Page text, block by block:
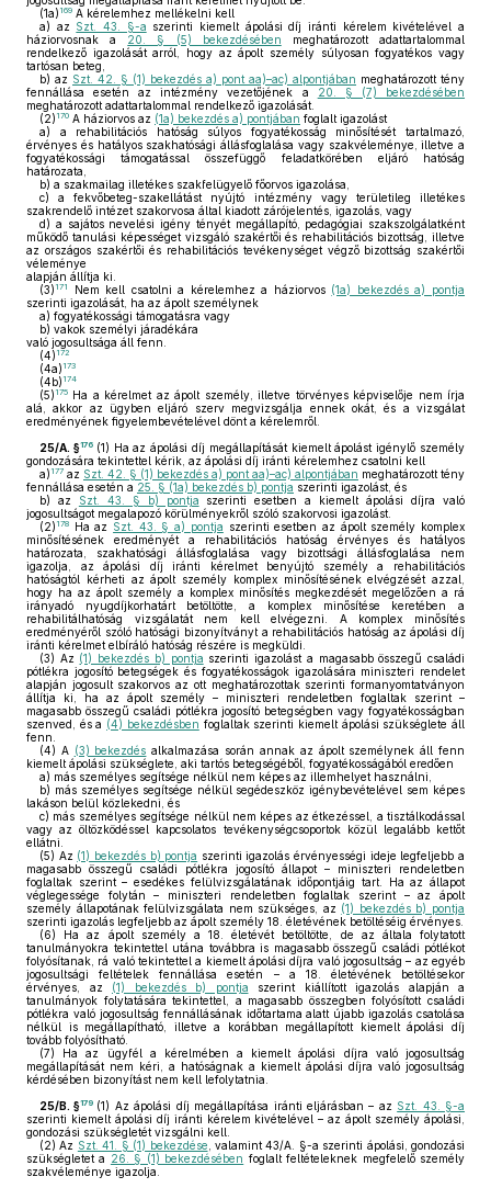
(1a) 169 A kérelemhez mellékelni kell
a) az Szt. 43. §-a szerinti kiemelt ápolási díj iránti kérelem kivételével a
háziorvosnak a 20. § (5) bekezdésében meghatározott adattartalommal
rendelkező igazolását arról, hogy az ápolt személy súlyosan fogyatékos vagy
tartósan beteg,
b) az Szt. 42. § (1) bekezdés a) pont aa)–ac) alpontjában meghatározott tény
fennállása esetén az intézmény vezetőjének a
20. § (7) bekezdésében
meghatározott adattartalommal rendelkező igazolását.
(2) 170 A háziorvos az (1a) bekezdés a) pontjában foglalt igazolást
a) a rehabilitációs hatóság súlyos fogyatékosság minősítését tartalmazó,
érvényes és hatályos szakhatósági állásfoglalása vagy szakvéleménye, illetve a
fogyatékossági támogatással összefüggő feladatkörében eljáró hatóság
határozata,
b) a szakmailag illetékes szakfelügyelő főorvos igazolása,
c) a fekvőbeteg-szakellátást nyújtó intézmény vagy területileg illetékes
szakrendelő intézet szakorvosa által kiadott zárójelentés, igazolás, vagy
d) a sajátos nevelési igény tényét megállapító, pedagógiai szakszolgálatként
működő tanulási képességet vizsgáló szakértői és rehabilitációs bizottság, illetve
az országos szakértői és rehabilitációs tevékenységet végző bizottság szakértői
véleménye
alapján állítja ki.
(3) 171 Nem kell csatolni a kérelemhez a háziorvos (1a) bekezdés a) pontja
szerinti igazolását, ha az ápolt személynek
a) fogyatékossági támogatásra vagy
b) vakok személyi járadékára
való jogosultsága áll fenn.
(4) 172
(4a) 173
(4b) 174
(5) 175 Ha a kérelmet az ápolt személy, illetve törvényes képviselője nem írja
alá, akkor az ügyben eljáró szerv megvizsgálja ennek okát, és a vizsgálat
eredményének figyelembevételével dönt a kérelemről.
25/A. §176 (1) Ha az ápolási díj megállapítását kiemelt ápolást igénylő személy
gondozására tekintettel kérik, az ápolási díj iránti kérelemhez csatolni kell
a) 177 az Szt. 42. § (1) bekezdés a) pont aa)–ac) alpontjában meghatározott tény
fennállása esetén a 25. § (1a) bekezdés b) pontja szerinti igazolást, és
b) az Szt. 43. § b) pontja szerinti esetben a kiemelt ápolási díjra való
jogosultságot megalapozó körülményekről szóló szakorvosi igazolást.
(2) 178 Ha az Szt. 43. § a) pontja szerinti esetben az ápolt személy komplex
minősítésének eredményét a rehabilitációs hatóság érvényes és hatályos
határozata, szakhatósági állásfoglalása vagy bizottsági állásfoglalása nem
igazolja, az ápolási díj iránti kérelmet benyújtó személy a rehabilitációs
hatóságtól kérheti az ápolt személy komplex minősítésének elvégzését azzal,
hogy ha az ápolt személy a komplex minősítés megkezdését megelőzően a rá
irányadó nyugdíjkorhatárt betöltötte, a komplex minősítése keretében a
rehabilitálhatóság vizsgálatát nem kell elvégezni. A komplex minősítés
eredményéről szóló hatósági bizonyítványt a rehabilitációs hatóság az ápolási díj
iránti kérelmet elbíráló hatóság részére is megküldi.
(3) Az (1) bekezdés b) pontja szerinti igazolást a magasabb összegű családi
pótlékra jogosító betegségek és fogyatékosságok igazolására miniszteri rendelet
alapján jogosult szakorvos az ott meghatározottak szerinti formanyomtatványon
állítja ki, ha az ápolt személy – miniszteri rendeletben foglaltak szerint –
magasabb összegű családi pótlékra jogosító betegségben vagy fogyatékosságban
szenved, és a (4) bekezdésben foglaltak szerinti kiemelt ápolási szükséglete áll
fenn.
(4) A (3) bekezdés alkalmazása során annak az ápolt személynek áll fenn
kiemelt ápolási szükséglete, aki tartós betegségéből, fogyatékosságából eredően
a) más személyes segítsége nélkül nem képes az illemhelyet használni,
b) más személyes segítsége nélkül segédeszköz igénybevételével sem képes
lakáson belül közlekedni, és
c) más személyes segítsége nélkül nem képes az étkezéssel, a tisztálkodással
vagy az öltözködéssel kapcsolatos tevékenységcsoportok közül legalább kettőt
ellátni.
(5) Az (1) bekezdés b) pontja szerinti igazolás érvényességi ideje legfeljebb a
magasabb összegű családi pótlékra jogosító állapot – miniszteri rendeletben
foglaltak szerint – esedékes felülvizsgálatának időpontjáig tart. Ha az állapot
véglegessége folytán – miniszteri rendeletben foglaltak szerint – az ápolt
személy állapotának felülvizsgálata nem szükséges, az (1) bekezdés b) pontja
szerinti igazolás legfeljebb az ápolt személy 18. életévének betöltéséig érvényes.
(6) Ha az ápolt személy a 18. életévét betöltötte, de az általa folytatott
tanulmányokra tekintettel utána továbbra is magasabb összegű családi pótlékot
folyósítanak, rá való tekintettel a kiemelt ápolási díjra való jogosultság – az egyéb
jogosultsági feltételek fennállása esetén – a 18. életévének betöltésekor
érvényes, az (1) bekezdés b) pontja szerint kiállított igazolás alapján a
tanulmányok folytatására tekintettel, a magasabb összegben folyósított családi
pótlékra való jogosultság fennállásának időtartama alatt újabb igazolás csatolása
nélkül is megállapítható, illetve a korábban megállapított kiemelt ápolási díj
tovább folyósítható.
(7) Ha az ügyfél a kérelmében a kiemelt ápolási díjra való jogosultság
megállapítását nem kéri, a hatóságnak a kiemelt ápolási díjra való jogosultság
kérdésében bizonyítást nem kell lefolytatnia.
25/B. §179 (1) Az ápolási díj megállapítása iránti eljárásban – az Szt. 43. §-a
szerinti kiemelt ápolási díj iránti kérelem kivételével – az ápolt személy ápolási,
gondozási szükségletét vizsgálni kell.
(2) Az Szt. 41. § (1) bekezdése , valamint 43/A. §-a szerinti ápolási, gondozási
szükségletet a 26. § (1) bekezdésében foglalt feltételeknek megfelelő személy
szakvéleménye igazolja.